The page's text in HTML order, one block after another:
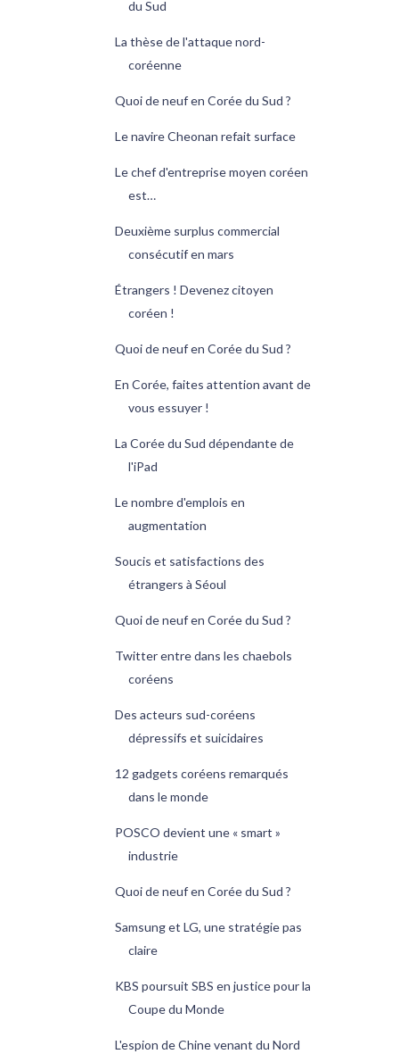
du Sud
La thèse de l'attaque nord-
coréenne
Quoi de neuf en Corée du Sud ?
Le navire Cheonan refait surface
Le chef d'entreprise moyen coréen
est…
Deuxième surplus commercial
consécutif en mars
Étrangers ! Devenez citoyen
coréen !
Quoi de neuf en Corée du Sud ?
En Corée, faites attention avant de
vous essuyer !
La Corée du Sud dépendante de
l'iPad
Le nombre d'emplois en
augmentation
Soucis et satisfactions des
étrangers à Séoul
Quoi de neuf en Corée du Sud ?
Twitter entre dans les chaebols
coréens
Des acteurs sud-coréens
dépressifs et suicidaires
12 gadgets coréens remarqués
dans le monde
POSCO devient une « smart »
industrie
Quoi de neuf en Corée du Sud ?
Samsung et LG, une stratégie pas
claire
KBS poursuit SBS en justice pour la
Coupe du Monde
L'espion de Chine venant du Nord